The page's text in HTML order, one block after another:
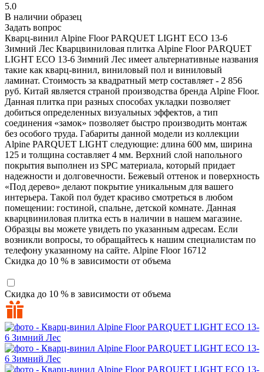
5.0
В наличии образец
Задать вопрос
Кварц-винил Alpine Floor PARQUET LIGHT ЕСО 13-6
Зимний Лес Кварцвиниловая плитка Alpine Floor PARQUET
LIGHT ЕСО 13-6 Зимний Лес имеет альтернативные названия
такие как кварц-винил, виниловый пол и виниловый
ламинат. Стоимость за квадратный метр составляет - 2 856
руб. Китай является страной производства бренда Alpine Floor.
Данная плитка при разных способах укладки позволяет
добиться определенных визуальных эффектов, а тип
соединения «замок» позволяет быстро производить монтаж
без особого труда. Габариты данной модели из коллекции
Alpine PARQUET LIGHT следующие: длина 600 мм, ширина
125 и толщина составляет 4 мм. Верхний слой напольного
покрытия выполнен из SPC материала, который придает
надежности и долговечности. Бежевый оттенок и поверхность
«Под дерево» делают покрытие уникальным для вашего
интерьера. Такой пол будет красиво смотреться в любом
помещении: гостиной, спальне, детской комнате. Данная
кварцвиниловая плитка есть в наличии в нашем магазине.
Образцы вы можете увидеть по указанным адресам. Если
возникли вопросы, то обращайтесь к нашим специалистам по
телефону указанному на сайте. Alpine Floor 16712
Скидка до 10 % в зависимости от объема
Скидка до 10 % в зависимости от объема